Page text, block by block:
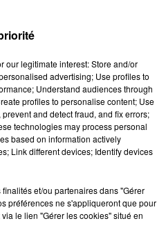
réaliser
dent
our legitimate interest: Store and/or
advertising; Use profiles to
Understand audiences through
profiles to personalise content; Use
and detect fraud, and fix errors;
technologies may process personal
based on information actively
Link different devices; Identify devices
et/ou partenaires dans "Gérer
préférences ne s'appliqueront que pour
le lien "Gérer les cookies" situé en